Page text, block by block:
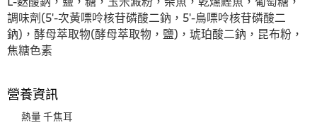
調味劑(5'-次黃嘌呤核苷磷酸二鈉，5'-鳥嘌呤核苷磷酸二
鈉)，酵母萃取物(酵母萃取物，鹽)，琥珀酸二鈉，昆布粉，
焦糖色素
營養資訊
熱量 千焦耳